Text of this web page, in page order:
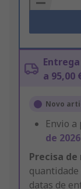
a 95,00
Novo
Envio
de 2026
Precisa de
datas de